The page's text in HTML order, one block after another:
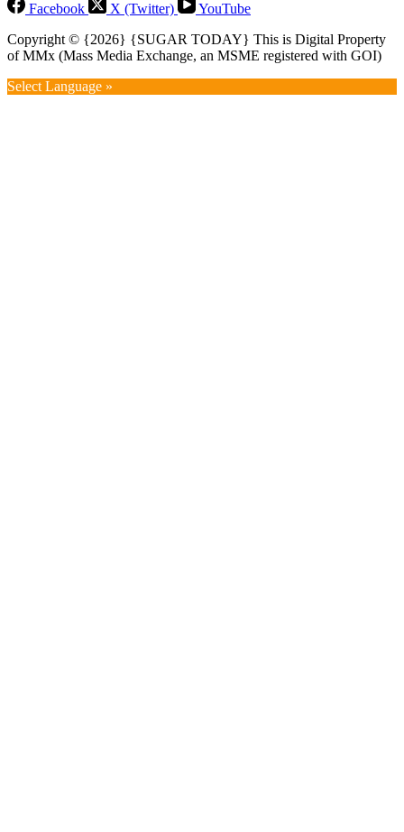
Facebook X (Twitter)
YouTube
Copyright © {2026} {SUGAR TODAY} This is Digital Property
of MMx (Mass Media Exchange, an MSME registered with GOI)
Select Language »